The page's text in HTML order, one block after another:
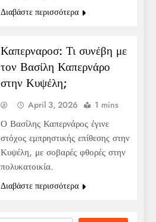
Διαβάστε περισσότερα
Καπερναροσ: Τι συνέβη με
τον Βασίλη Καπερνάρο
στην Κυψέλη;
April 3, 2026 1 mins
Ο Βασίλης Καπερνάρος έγινε
στόχος εμπρηστικής επίθεσης στην
Κυψέλη, με σοβαρές φθορές στην
πολυκατοικία.
Διαβάστε περισσότερα